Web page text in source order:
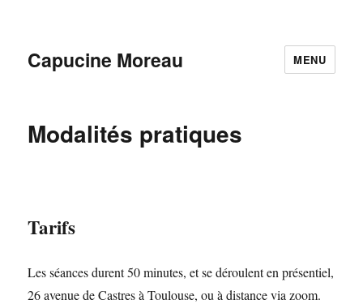
Capucine Moreau MENU
Modalités pratiques
Tarifs
Les séances durent 50 minutes, et se déroulent en présentiel,
26 avenue de Castres à Toulouse, ou à distance via zoom.